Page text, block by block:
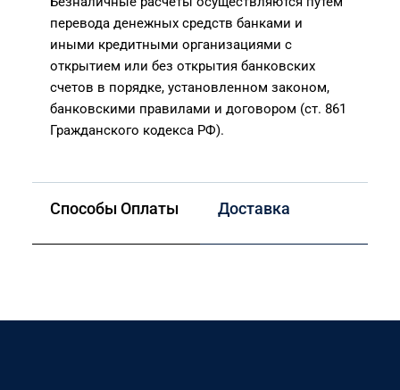
перевода денежных средств банками и
иными кредитными организациями с
открытием или без открытия банковских
счетов в порядке, установленном законом,
банковскими правилами и договором (ст. 861
Гражданского кодекса РФ).
Способы Оплаты Доставка